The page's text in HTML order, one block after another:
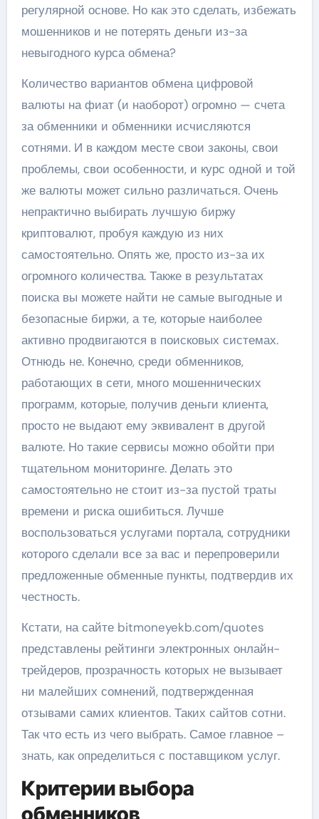
регулярной основе. Но как это сделать, избежать
мошенников и не потерять деньги из-за
невыгодного курса обмена?
Количество вариантов обмена цифровой
валюты на фиат (и наоборот) огромно — счета
за обменники и обменники исчисляются
сотнями. И в каждом месте свои законы, свои
проблемы, свои особенности, и курс одной и той
же валюты может сильно различаться. Очень
непрактично выбирать лучшую биржу
криптовалют, пробуя каждую из них
самостоятельно. Опять же, просто из-за их
огромного количества. Также в результатах
поиска вы можете найти не самые выгодные и
безопасные биржи, а те, которые наиболее
активно продвигаются в поисковых системах.
Отнюдь не. Конечно, среди обменников,
работающих в сети, много мошеннических
программ, которые, получив деньги клиента,
просто не выдают ему эквивалент в другой
валюте. Но такие сервисы можно обойти при
тщательном мониторинге. Делать это
самостоятельно не стоит из-за пустой траты
времени и риска ошибиться. Лучше
воспользоваться услугами портала, сотрудники
которого сделали все за вас и перепроверили
предложенные обменные пункты, подтвердив их
честность.
Кстати, на сайте bitmoneyekb.com/quotes
представлены рейтинги электронных онлайн-
трейдеров, прозрачность которых не вызывает
ни малейших сомнений, подтвержденная
отзывами самих клиентов. Таких сайтов сотни.
Так что есть из чего выбрать. Самое главное –
знать, как определиться с поставщиком услуг.
Критерии выбора
обменников